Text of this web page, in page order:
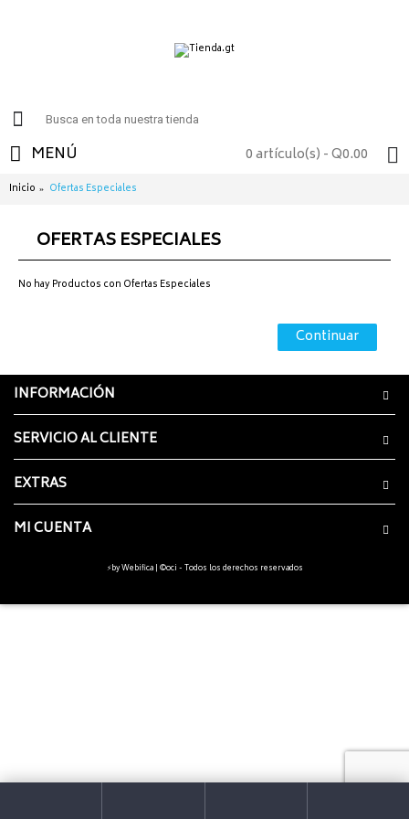
0 artículo(s) - Q0.00
MENÚ
Inicio Ofertas Especiales
OFERTAS ESPECIALES
No hay Productos con Ofertas Especiales
Continuar
INFORMACIÓN
SERVICIO AL CLIENTE
EXTRAS
MI CUENTA
⚡by Webifica| ©oci - Todos los derechos reservados